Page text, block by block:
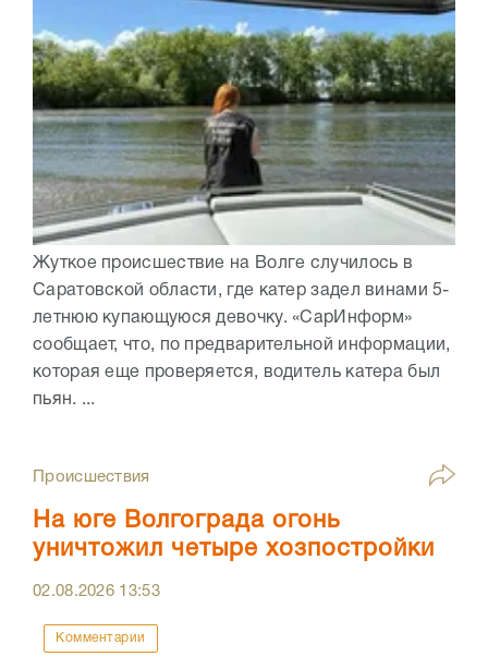
Жуткое происшествие на Волге случилось в
Саратовской области, где катер задел винами 5-
летнюю купающуюся девочку. «СарИнформ»
сообщает, что, по предварительной информации,
которая еще проверяется, водитель катера был
пьян. ...
Происшествия
На юге Волгограда огонь
уничтожил четыре хозпостройки
02.08.2026 13:53
Комментарии